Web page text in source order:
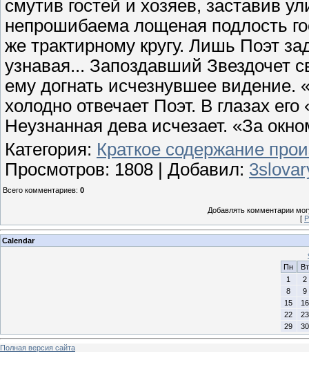
смутив гостей и хозяев, заставив
непрошибаема лощеная подлость
же трактирному кругу. Лишь Поэт
узнавая... Запоздавший Звездочет
ему догнать исчезнувшее виде­ние.
холодно отвечает Поэт. В глазах
Неузнанная дева исче­зает. «За
Категория: Краткое содержание
Просмотров: 1808 | Добавил:
Всего комментариев: 0
Добавлять комментарии
[
Calendar
Пн
Вт
1
2
8
9
15
16
22
23
29
30
Полная версия сайта